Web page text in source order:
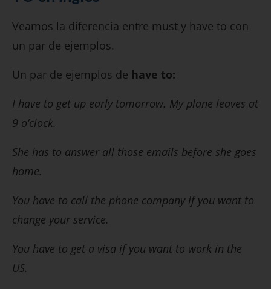
Veamos la diferencia entre must y have to con
un par de ejemplos.
Un par de ejemplos de have to:
I have to get up early tomorrow. My plane leaves at
9 o’clock.
She has to answer all those emails before she goes
home.
You have to call the phone company if you want to
change your service.
You have to get a visa if you want to work in the
US.